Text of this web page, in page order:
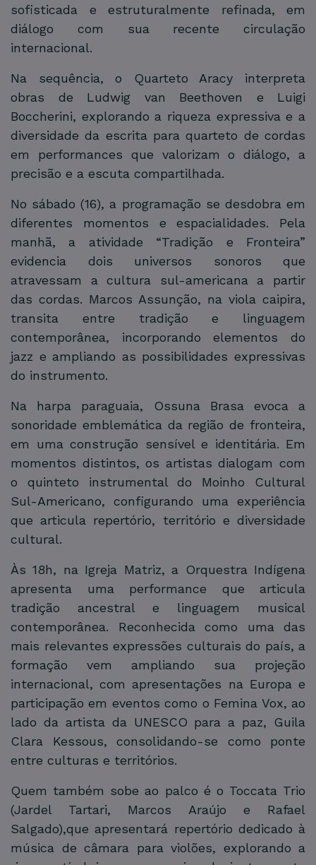
sofisticada e estruturalmente refinada, em
diálogo com sua recente circulação
internacional.
Na sequência, o Quarteto Aracy interpreta
obras de Ludwig van Beethoven e Luigi
Boccherini, explorando a riqueza expressiva e a
diversidade da escrita para quarteto de cordas
em performances que valorizam o diálogo, a
precisão e a escuta compartilhada.
No sábado (16), a programação se desdobra em
diferentes momentos e espacialidades. Pela
manhã, a atividade “Tradição e Fronteira”
evidencia dois universos sonoros que
atravessam a cultura sul-americana a partir
das cordas. Marcos Assunção, na viola caipira,
transita entre tradição e linguagem
contemporânea, incorporando elementos do
jazz e ampliando as possibilidades expressivas
do instrumento.
Na harpa paraguaia, Ossuna Brasa evoca a
sonoridade emblemática da região de fronteira,
em uma construção sensível e identitária. Em
momentos distintos, os artistas dialogam com
o quinteto instrumental do Moinho Cultural
Sul-Americano, configurando uma experiência
que articula repertório, território e diversidade
cultural.
Às 18h, na Igreja Matriz, a Orquestra Indígena
apresenta uma performance que articula
tradição ancestral e linguagem musical
contemporânea. Reconhecida como uma das
mais relevantes expressões culturais do país, a
formação vem ampliando sua projeção
internacional, com apresentações na Europa e
participação em eventos como o Femina Vox, ao
lado da artista da UNESCO para a paz, Guila
Clara Kessous, consolidando-se como ponte
entre culturas e territórios.
Quem também sobe ao palco é o Toccata Trio
(Jardel Tartari, Marcos Araújo e Rafael
Salgado),que apresentará repertório dedicado à
música de câmara para violões, explorando a